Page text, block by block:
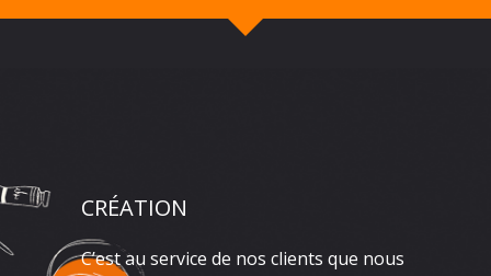
CRÉATION
C’est au service de nos clients que nous